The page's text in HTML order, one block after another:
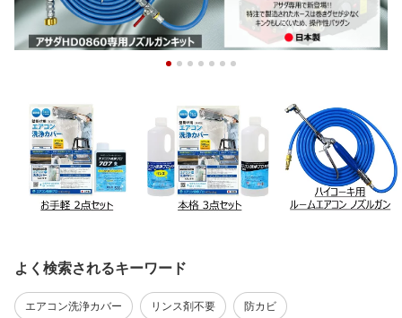
よく検索されるキーワード
エアコン洗浄カバー リンス剤不要 防カビ